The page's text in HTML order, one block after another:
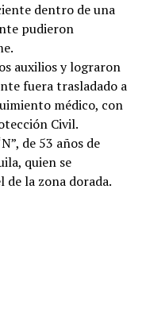
dentro de una
pudieron
auxilios y lograron
fuera trasladado a
médico, con
Civil.
de 53 años de
quien se
de la zona dorada.